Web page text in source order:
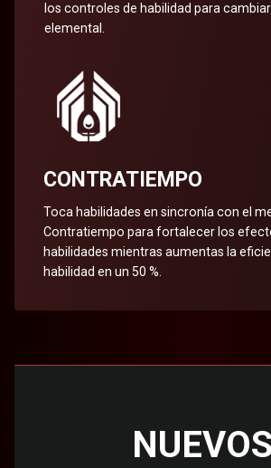
los controles de habilidad para
elemental.
CONTRATIEMPO
Toca habilidades en sincronía con el
Contratiempo para fortalecer los
habilidades mientras aumentas la
habilidad en un 50 %.
NUEVOS